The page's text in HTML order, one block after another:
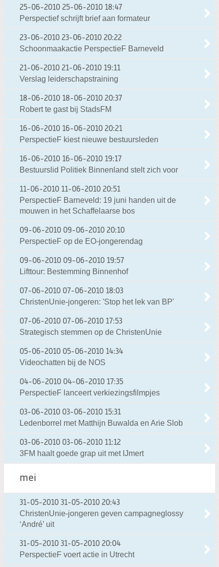
25-06-2010 25-06-2010 18:47
Perspectief schrijft brief aan formateur
23-06-2010 23-06-2010 20:22
Schoonmaakactie PerspectieF Barneveld
21-06-2010 21-06-2010 19:11
Verslag leiderschapstraining
18-06-2010 18-06-2010 20:37
Robert te gast bij StadsFM
16-06-2010 16-06-2010 20:21
PerspectieF kiest nieuwe bestuursleden
16-06-2010 16-06-2010 19:17
Bestuurslid Politiek Binnenland stelt zich voor
11-06-2010 11-06-2010 20:51
PerspectieF Barneveld: 19 juni handen uit de
mouwen in het Schaffelaarse bos
09-06-2010 09-06-2010 20:10
PerspectieF op de EO-jongerendag
09-06-2010 09-06-2010 19:57
Lifttour: Bestemming Binnenhof
07-06-2010 07-06-2010 18:03
ChristenUnie-jongeren: 'Stop het lek van BP'
07-06-2010 07-06-2010 17:53
Strategisch stemmen op de ChristenUnie
05-06-2010 05-06-2010 14:34
Videochatten bij de NOS
04-06-2010 04-06-2010 17:35
PerspectieF lanceert verkiezingsfilmpjes
03-06-2010 03-06-2010 15:31
Ledenborrel met Matthijn Buwalda en Arie Slob
03-06-2010 03-06-2010 11:12
3FM haalt goede grap uit met IJmert
mei
31-05-2010 31-05-2010 20:43
ChristenUnie-jongeren geven campagneglossy
‘André’ uit
31-05-2010 31-05-2010 20:04
PerspectieF voert actie in Utrecht